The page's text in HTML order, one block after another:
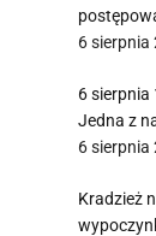
6 sierpnia
6 sierpnia
Jedna z
6 sierpnia
Kradzież